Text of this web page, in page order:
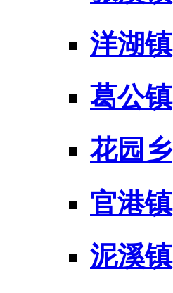
洋湖镇
葛公镇
花园乡
官港镇
泥溪镇